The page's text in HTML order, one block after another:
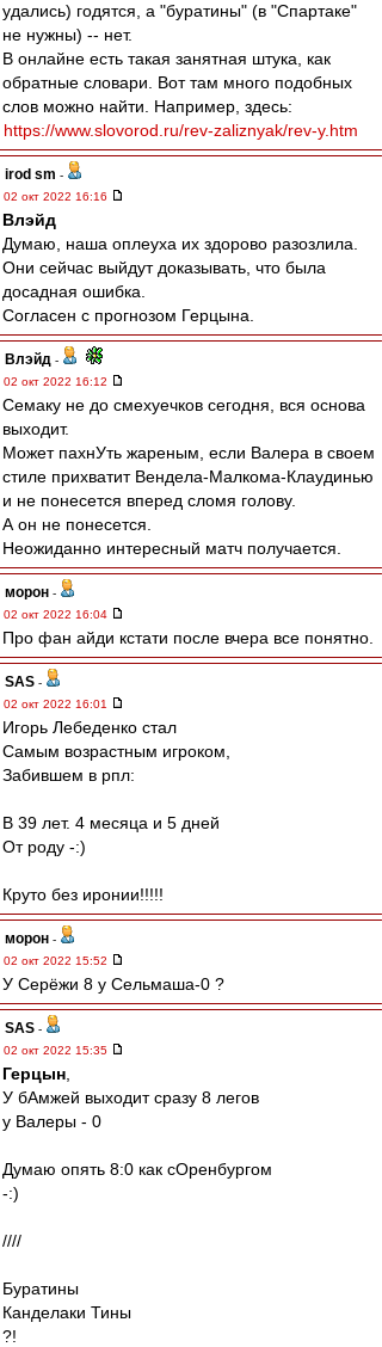
удались) годятся, а "буратины" (в "Спартаке"
не нужны) -- нет.
В онлайне есть такая занятная штука, как
обратные словари. Вот там много подобных
слов можно найти. Например, здесь:
https://www.slovorod.ru/rev-zaliznyak/rev-y.htm
irod sm -
02 окт 2022 16:16
Влэйд
Думаю, наша оплеуха их здорово разозлила.
Они сейчас выйдут доказывать, что была
досадная ошибка.
Согласен с прогнозом Герцына.
Влэйд -
02 окт 2022 16:12
Семаку не до смехуечков сегодня, вся основа
выходит.
Может пахнУть жареным, если Валера в своем
стиле прихватит Вендела-Малкома-Клаудинью
и не понесется вперед сломя голову.
А он не понесется.
Неожиданно интересный матч получается.
морон -
02 окт 2022 16:04
Про фан айди кстати после вчера все понятно.
SAS -
02 окт 2022 16:01
Игорь Лебеденко стал
Самым возрастным игроком,
Забившем в рпл:
В 39 лет. 4 месяца и 5 дней
От роду -:)
Круто без иронии!!!!!
морон -
02 окт 2022 15:52
У Серёжи 8 у Сельмаша-0 ?
SAS -
02 окт 2022 15:35
Герцын
У бАмжей выходит сразу 8 легов
у Валеры - 0
Думаю опять 8:0 как сОренбургом
-:)
////
Буратины
Канделаки Тины
?!